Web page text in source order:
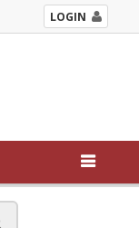
LOGIN